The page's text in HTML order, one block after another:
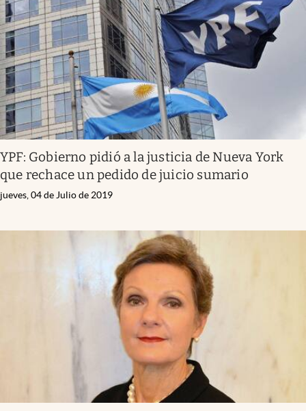
YPF: Gobierno pidió a la justicia de Nueva York
que rechace un pedido de juicio sumario
jueves, 04 de Julio de 2019